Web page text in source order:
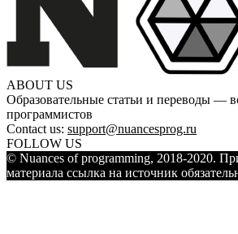
ABOUT US
Образовательные статьи и переводы —
программистов
Contact us: support@nuancesprog.ru
FOLLOW US
© Nuances of programming, 2018-2020.
материала ссылка на источник